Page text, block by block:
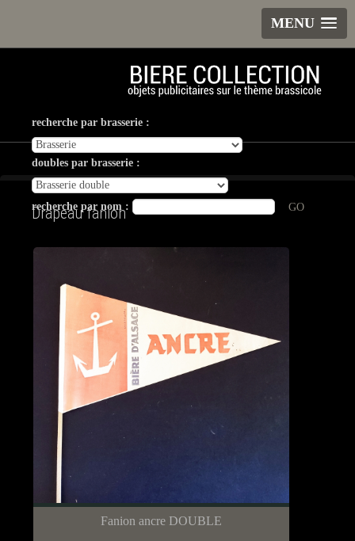
MENU
recherche par brasserie :
doubles par brasserie :
recherche par nom : GO
Drapeau fanion
Fanion ancre DOUBLE